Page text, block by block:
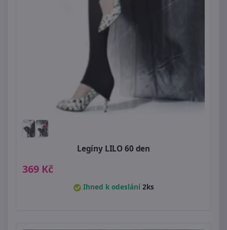
Legíny LILO 60 den
369 Kč
Ihned k odeslání2ks